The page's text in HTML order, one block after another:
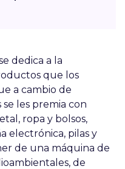
dedica a la
que los
a cambio de
les premia con
ropa y bolsos,
electrónica, pilas y
de una máquina de
de